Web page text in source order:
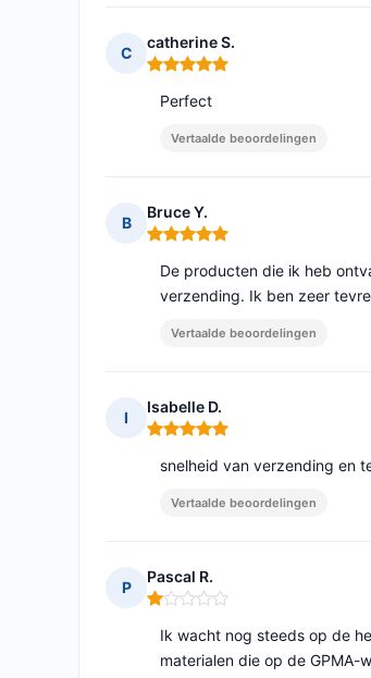
C
catherine S.
Opmerking: 5 van 5
Perfect
Vertaalde beoordelingen
B
Bruce Y.
Opmerking: 5 van 5
De producten die ik heb
verzending. Ik ben zeer
Vertaalde beoordelingen
I
Isabelle D.
Opmerking: 5 van 5
snelheid van verzending en
Vertaalde beoordelingen
P
Pascal R.
Opmerking: 1 van 5
Ik wacht nog steeds op de
materialen die op de GPMA-